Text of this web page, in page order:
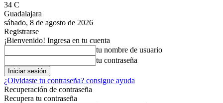
34 C
Guadalajara
sábado, 8 de agosto de 2026
Registrarse
¡Bienvenido! Ingresa en tu cuenta
tu nombre de usuario
tu contraseña
¿Olvidaste tu contraseña? consigue ayuda
Recuperación de contraseña
Recupera tu contraseña